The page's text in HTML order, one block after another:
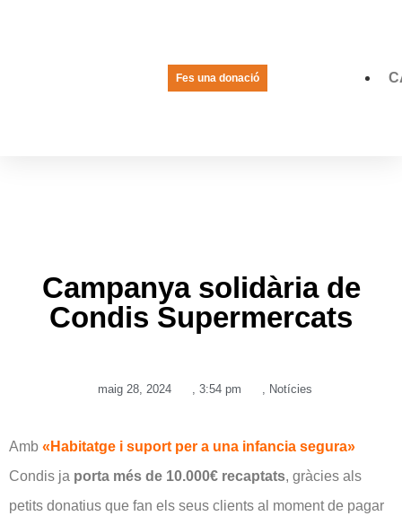
Fes una donació
Campanya solidària de
Condis Supermercats
maig 28, 2024 3:54 pm Notícies
Amb «Habitatge i suport per a una infancia segura»
Condis ja porta més de 10.000€ recaptats, gràcies als
petits donatius que fan els seus clients al moment de pagar